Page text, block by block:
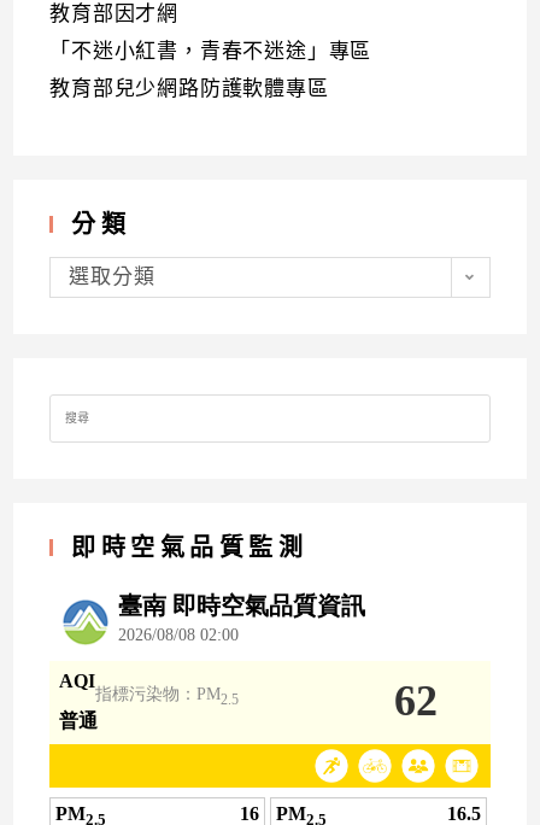
教育部因才網
「不迷小紅書，青春不迷途」專區
教育部兒少網路防護軟體專區
分類
分
類選取分類
Search
for:
即時空氣品質監測